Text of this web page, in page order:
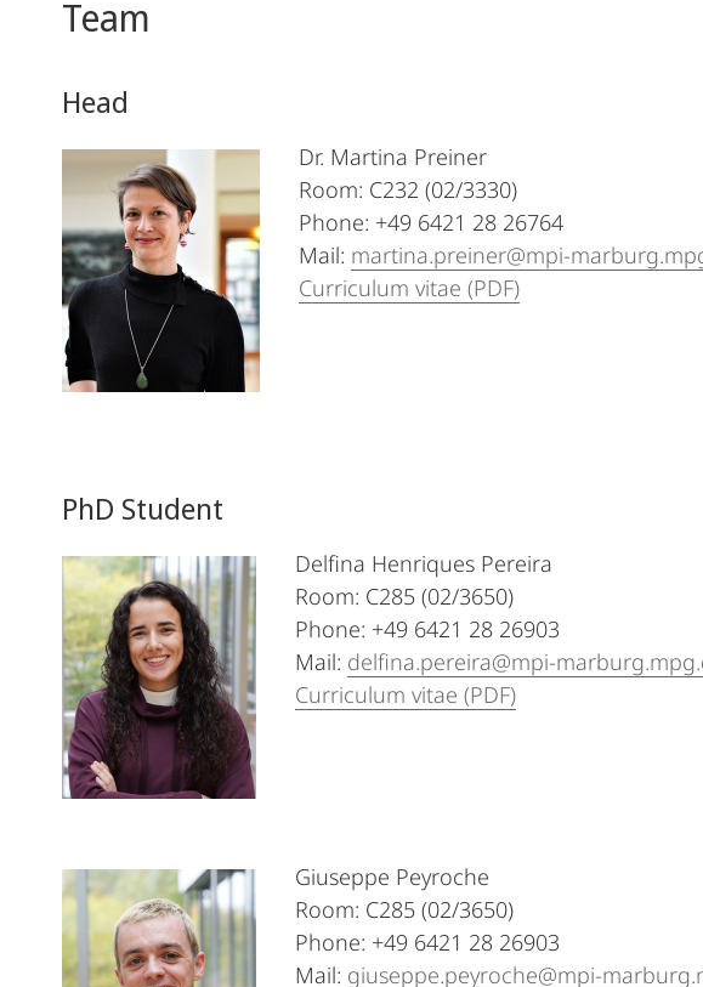
Content
Team
Head
Dr. Martina Preiner
Room: C232 (02/3330)
Phone: +49 6421 28 26764
Mail: martina.preiner@mpi-
Curriculum vitae (PDF)
PhD Student
Delfina Henriques Pereira
Room: C285 (02/3650)
Phone: +49 6421 28 26903
Mail: delfina.pereira@mpi-
Curriculum vitae (PDF)
Giuseppe Peyroche
Room: C285 (02/3650)
Phone: +49 6421 28 26903
Mail: giuseppe.peyroche@mpi-